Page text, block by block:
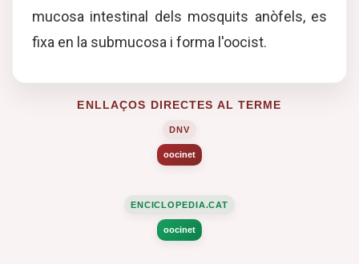
mucosa intestinal dels mosquits anòfels, es
fixa en la submucosa i forma l'oocist.
ENLLAÇOS DIRECTES AL TERME
DNV
oocinet
ENCICLOPEDIA.CAT
oocinet